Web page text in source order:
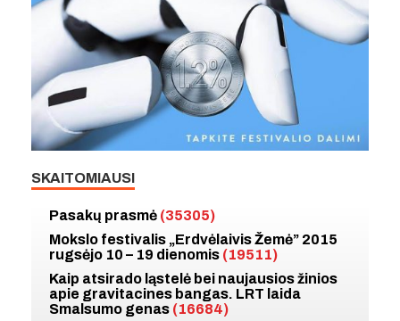
SKAITOMIAUSI
Pasakų prasmė (35305)
Mokslo festivalis „Erdvėlaivis Žemė” 2015
rugsėjo 10 – 19 dienomis (19511)
Kaip atsirado ląstelė bei naujausios žinios
apie gravitacines bangas. LRT laida
Smalsumo genas (16684)